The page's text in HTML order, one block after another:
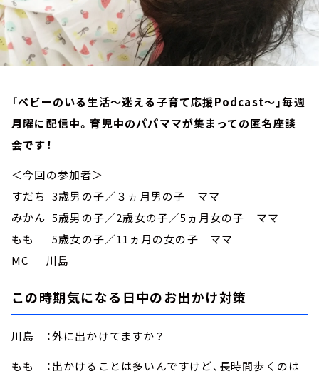
「ベビーのいる生活～迷える子育て応援Podcast～」毎週
月曜に配信中。育児中のパパママが集まっての匿名座談
会です！
＜今回の参加者＞
すだち 3歳男の子／３ヵ月男の子 ママ
みかん 5歳男の子／2歳女の子／5ヵ月女の子 ママ
もも 5歳女の子／11ヵ月の女の子 ママ
MC 川島
この時期気になる日中のお出かけ対策
川島 ：外に出かけてますか？
もも ：出かけることは多いんですけど、長時間歩くのは